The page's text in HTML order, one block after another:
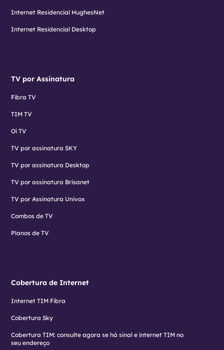
Internet Residencial HughesNet
Internet Residencial Desktop
TV por Assinatura
Fibra TV
TIM TV
Oi TV
TV por assinatura SKY
TV por assinatura Desktop
TV por assinatura Brisanet
TV por Assinatura Univox
Combos de TV
Planos de TV
Cobertura de Internet
Internet TIM Fibra
Cobertura Sky
Cobertura TIM: consulte agora se há sinal e internet TIM no
seu endereço